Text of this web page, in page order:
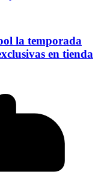
la temporada
en tienda